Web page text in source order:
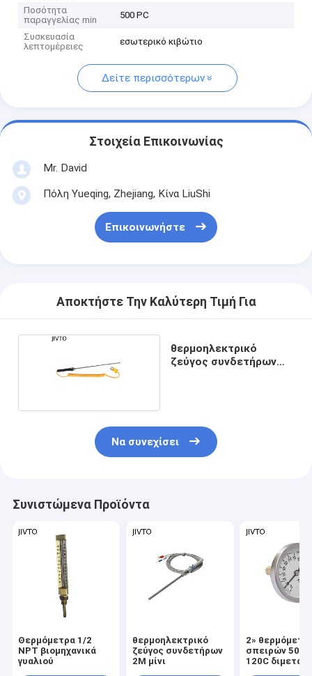
Ποσότητα
παραγγελίας min
500 PC
Συσκευασία
λεπτομέρειες
εσωτερικό κιβώτιο
Δείτε περισσότερων
Στοιχεία Επικοινωνίας
Mr. David
Πόλη Yueqing, Zhejiang, Κίνα LiuShi
Επικοινωνήστε
Αποκτήστε Την Καλύτερη Τιμή Για
θερμοηλεκτρικό
ζεύγος συνδετήρων
Να συνεχίσει
Συνιστώμενα Προϊόντα
Θερμόμετρα 1/2
NPT βιομηχανικά
γυαλιού
θερμοηλεκτρικό
ζεύγος συνδετήρων
2M μίνι
2»
σπειρών
120C